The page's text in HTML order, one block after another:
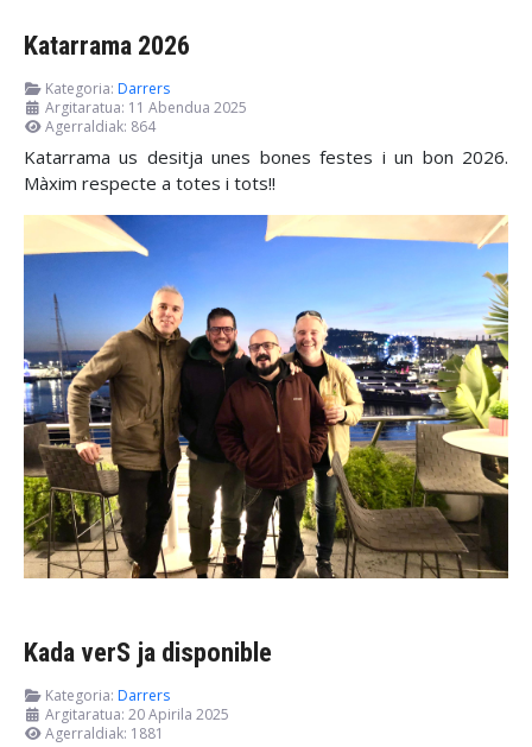
Katarrama 2026
Kategoria: Darrers
Argitaratua: 11 Abendua 2025
Agerraldiak: 864
Katarrama us desitja unes bones festes i un bon 2026.
Màxim respecte a totes i tots!!
Kada verS ja disponible
Kategoria: Darrers
Argitaratua: 20 Apirila 2025
Agerraldiak: 1881